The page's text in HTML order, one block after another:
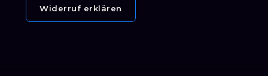
Widerruf erklären